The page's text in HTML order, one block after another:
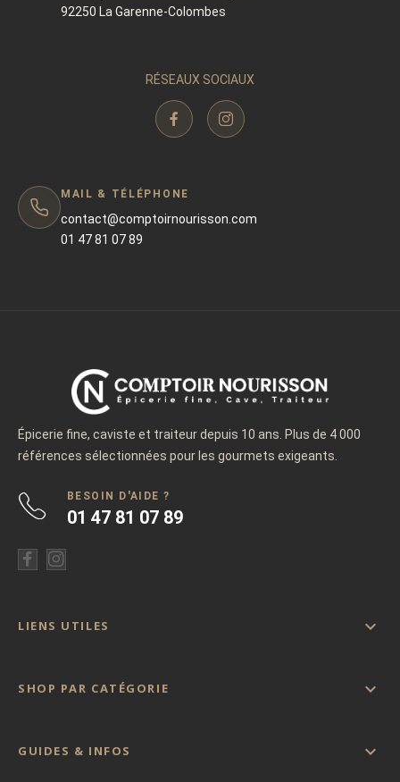
92250 La Garenne-Colombes
RÉSEAUX SOCIAUX
MAIL & TÉLÉPHONE
contact@comptoirnourisson.com
01 47 81 07 89
Épicerie fine, caviste et traiteur depuis 10 ans. Plus de 4 000
références sélectionnées pour les gourmets exigeants.
BESOIN D'AIDE ?
01 47 81 07 89
LIENS UTILES 
SHOP PAR CATÉGORIE 
GUIDES & INFOS 